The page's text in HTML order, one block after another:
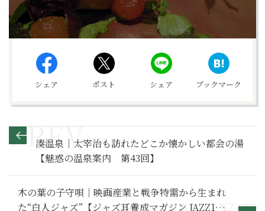
シェア ポスト シェア ブックマーク
湊温泉｜太宰治も訪れたどこか懐かしい都会の湯
【魅惑の温泉案内 第43回】
木の葉の子守唄｜映画産業と戦争特需から生まれ
た“白人ジャズ”【ジャズ耳養成マガジン JAZZ100